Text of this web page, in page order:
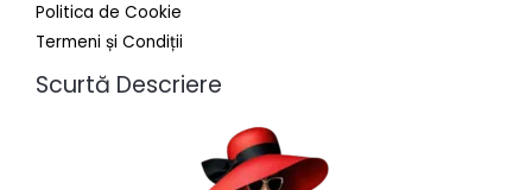
Politica de Cookie
Termeni și Condiții
Scurtă Descriere